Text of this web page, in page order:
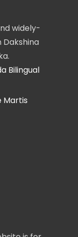
widely-
Bilingual
Martis